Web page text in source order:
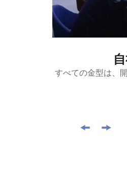
すべての金型は、